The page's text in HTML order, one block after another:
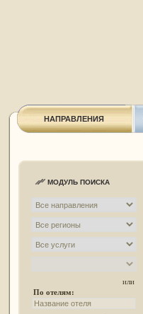
НАПРАВЛЕНИЯ
МОДУЛЬ ПОИСКА
или
По отелям: